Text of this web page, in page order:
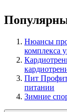
Нюансы
комплекса
Пит
питании
Зимние